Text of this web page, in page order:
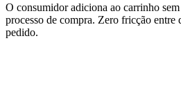
O consumidor adiciona ao carrinho
processo de compra. Zero fricção entre
pedido.